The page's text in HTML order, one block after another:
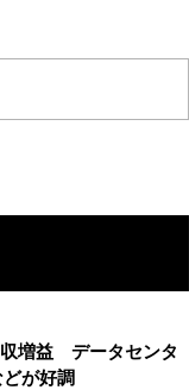
増益 データセンタ
が好調